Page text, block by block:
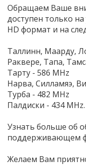
Обращаем Ваше
доступен только
HD формат и на
Таллинн, Маарду,
Раквере, Тапа,
Тарту - 586 MHz
Нарва, Силламяэ,
Турба - 482 MHz
Палдиски - 434 MHz.
Узнать больше об
поддерживающем
Желаем Вам